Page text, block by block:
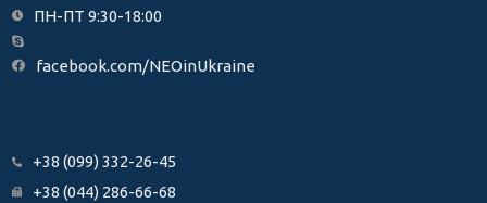
ПН-ПТ 9:30-18:00
facebook.com/NEOinUkraine
+38 (099) 332-26-45
+38 (044) 286-66-68